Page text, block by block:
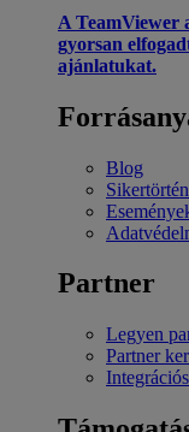
A TeamViewer
gyorsan
ajánlatukat.
Blog
Partner
Legyen
Partner